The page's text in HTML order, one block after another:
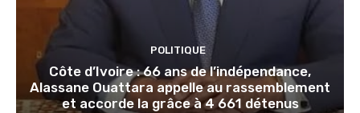
POLITIQUE
Côte d’Ivoire : 66 ans de l’indépendance,
Alassane Ouattara appelle au rassemblement
et accorde la grâce à 4 661 détenus